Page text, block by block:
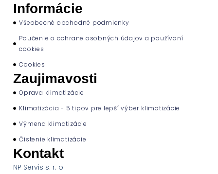
Informácie
Všeobecné obchodné podmienky
Poučenie o ochrane osobných údajov a používaní
cookies
Cookies
Zaujimavosti
Oprava klimatizácie
Klimatizácia - 5 tipov pre lepší výber klimatizácie
Výmena klimatizácie
Čistenie klimatizácie
Kontakt
NP Servis s. r. o.